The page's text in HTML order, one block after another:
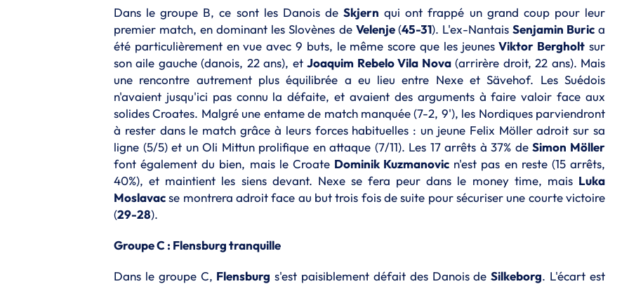
Dans le groupe B, ce sont les Danois deSkjern qui ont frappé un grand coup pour leur
premier match, en dominant les Slovènes de Velenje(45-31). L'ex-Nantais Senjamin Burica
été particulièrement en vue avec 9 buts, le même score que les jeunesViktor Bergholt sur
son aile gauche (danois, 22 ans), etJoaquim Rebelo Vila Nova(arrirère droit, 22 ans). Mais
une rencontre autrement plus équilibrée a eu lieu entre Nexe et Sävehof. Les Suédois
n'avaient jusqu'ici pas connu la défaite, et avaient des arguments à faire valoir face aux
solides Croates. Malgré une entame de match manquée (7-2, 9'), les Nordiques parviendront
à rester dans le match grâce à leurs forces habituelles : un jeune Felix Möller adroit sur sa
ligne (5/5) et un Oli Mittun prolifique en attaque (7/11). Les 17 arrêts à 37% deSimon Möller
font également du bien, mais le Croate Dominik Kuzmanovic n'est pas en reste (15 arrêts,
40%), et maintient les siens devant. Nexe se fera peur dans le money time, mais Luka
Moslavacse montrera adroit face au but trois fois de suite pour sécuriser une courte victoire
(29-28).
Groupe C : Flensburg tranquille
Dans le groupe C, Flensburg s'est paisiblement défait des Danois deSilkeborg. L'écart est